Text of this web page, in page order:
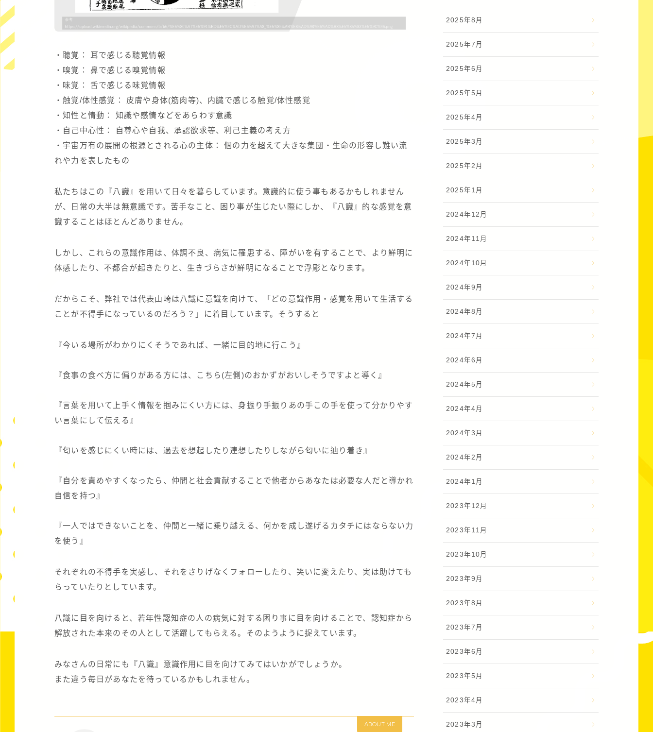
・聴覚： 耳で感じる聴覚情報
・嗅覚： 鼻で感じる嗅覚情報
・味覚： 舌で感じる味覚情報
・触覚/体性感覚： 皮膚や身体(筋肉等)、内臓で感じる触覚/体性感覚
・知性と情動： 知識や感情などをあらわす意識
・自己中心性： 自尊心や自我、承認欲求等、利己主義の考え方
・宇宙万有の展開の根源とされる心の主体： 個の力を超えて大きな集団・生命の形容し難い流
れや力を表したもの
私たちはこの『八識』を用いて日々を暮らしています。意識的に使う事もあるかもしれません
が、日常の大半は無意識です。苦手なこと、困り事が生じたい際にしか、『八識』的な感覚を意
識することはほとんどありません。
しかし、これらの意識作用は、体調不良、病気に罹患する、障がいを有することで、より鮮明に
体感したり、不都合が起きたりと、生きづらさが鮮明になることで浮彫となります。
だからこそ、弊社では代表山崎は八識に意識を向けて、「どの意識作用・感覚を用いて生活する
ことが不得手になっているのだろう？」に着目しています。そうすると
『今いる場所がわかりにくそうであれば、一緒に目的地に行こう』
『食事の食べ方に偏りがある方には、こちら(左側)のおかずがおいしそうですよと導く』
『言葉を用いて上手く情報を掴みにくい方には、身振り手振りあの手この手を使って分かりやす
い言葉にして伝える』
『匂いを感じにくい時には、過去を想起したり連想したりしながら匂いに辿り着き』
『自分を責めやすくなったら、仲間と社会貢献することで他者からあなたは必要な人だと導かれ
自信を持つ』
『一人ではできないことを、仲間と一緒に乗り越える、何かを成し遂げるカタチにはならない力
を使う』
それぞれの不得手を実感し、それをさりげなくフォローしたり、笑いに変えたり、実は助けても
らっていたりとしています。
八識に目を向けると、若年性認知症の人の病気に対する困り事に目を向けることで、認知症から
解放された本来のその人として活躍してもらえる。そのようように捉えています。
みなさんの日常にも『八識』意識作用に目を向けてみてはいかがでしょうか。
また違う毎日があなたを待っているかもしれません。
ABOUT ME
2025年8月
2025年7月
2025年6月
2025年5月
2025年4月
2025年3月
2025年2月
2025年1月
2024年12月
2024年11月
2024年10月
2024年9月
2024年8月
2024年7月
2024年6月
2024年5月
2024年4月
2024年3月
2024年2月
2024年1月
2023年12月
2023年11月
2023年10月
2023年9月
2023年8月
2023年7月
2023年6月
2023年5月
2023年4月
2023年3月